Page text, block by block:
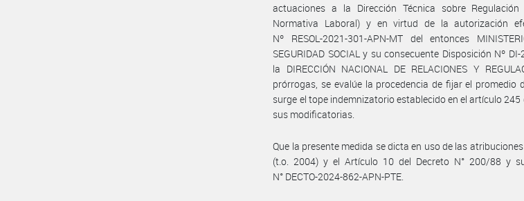
actuaciones a la Dirección Técnica sobre
Normativa Laboral) y en virtud de la autorización
Nº RESOL-2021-301-APN-MT del entonces
SEGURIDAD SOCIAL y su consecuente Disposición Nº
la DIRECCIÓN NACIONAL DE RELACIONES Y
prórrogas, se evalúe la procedencia de fijar el promedio
surge el tope indemnizatorio establecido en el artículo 245
sus modificatorias.
Que la presente medida se dicta en uso de las
(t.o. 2004) y el Artículo 10 del Decreto N° 200/88 y
N° DECTO-2024-862-APN-PTE.